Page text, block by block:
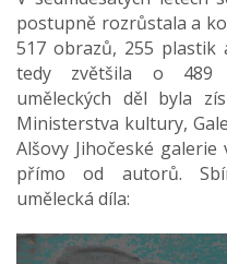
postupně rozrůstala a
517 obrazů, 255 plastik
tedy zvětšila o 489
uměleckých děl byla
Ministerstva kultury,
Alšovy Jihočeské
přímo od autorů.
umělecká díla: